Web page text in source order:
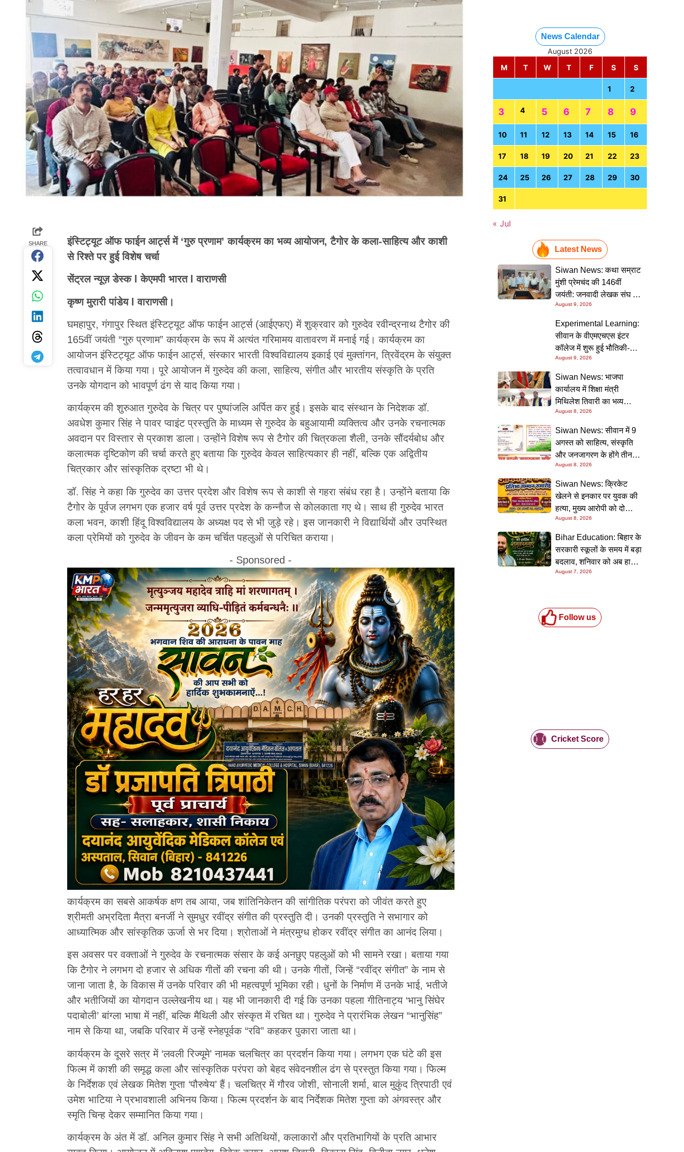
SHARE
इंस्टिट्यूट ऑफ फाईन आर्ट्स में ‘गुरु प्रणाम’ कार्यक्रम का भव्य आयोजन, टैगोर के कला-साहित्य और काशी
से रिश्ते पर हुई विशेष चर्चा
सेंट्रल न्यूज़ डेस्क l केएमपी भारत l वाराणसी
कृष्ण मुरारी पांडेय l वाराणसी।
घमहापुर, गंगापुर स्थित इंस्टिट्यूट ऑफ फाईन आर्ट्स (आईएफए) में शुक्रवार को गुरुदेव रवीन्द्रनाथ टैगोर की
165वीं जयंती “गुरु प्रणाम” कार्यक्रम के रूप में अत्यंत गरिमामय वातावरण में मनाई गई। कार्यक्रम का
आयोजन इंस्टिट्यूट ऑफ फाईन आर्ट्स, संस्कार भारती विश्वविद्यालय इकाई एवं मुक्तांगन, त्रिवेंद्रम के संयुक्त
तत्वावधान में किया गया। पूरे आयोजन में गुरुदेव की कला, साहित्य, संगीत और भारतीय संस्कृति के प्रति
उनके योगदान को भावपूर्ण ढंग से याद किया गया।
कार्यक्रम की शुरुआत गुरुदेव के चित्र पर पुष्पांजलि अर्पित कर हुई। इसके बाद संस्थान के निदेशक डॉ.
अवधेश कुमार सिंह ने पावर प्वाइंट प्रस्तुति के माध्यम से गुरुदेव के बहुआयामी व्यक्तित्व और उनके रचनात्मक
अवदान पर विस्तार से प्रकाश डाला। उन्होंने विशेष रूप से टैगोर की चित्रकला शैली, उनके सौंदर्यबोध और
कलात्मक दृष्टिकोण की चर्चा करते हुए बताया कि गुरुदेव केवल साहित्यकार ही नहीं, बल्कि एक अद्वितीय
चित्रकार और सांस्कृतिक द्रष्टा भी थे।
डॉ. सिंह ने कहा कि गुरुदेव का उत्तर प्रदेश और विशेष रूप से काशी से गहरा संबंध रहा है। उन्होंने बताया कि
टैगोर के पूर्वज लगभग एक हजार वर्ष पूर्व उत्तर प्रदेश के कन्नौज से कोलकाता गए थे। साथ ही गुरुदेव भारत
कला भवन, काशी हिंदू विश्वविद्यालय के अध्यक्ष पद से भी जुड़े रहे। इस जानकारी ने विद्यार्थियों और उपस्थित
कला प्रेमियों को गुरुदेव के जीवन के कम चर्चित पहलुओं से परिचित कराया।
- Sponsored -
कार्यक्रम का सबसे आकर्षक क्षण तब आया, जब शांतिनिकेतन की सांगीतिक परंपरा को जीवंत करते हुए
श्रीमती अभ्रदिता मैत्रा बनर्जी ने सुमधुर रवींद्र संगीत की प्रस्तुति दी। उनकी प्रस्तुति ने सभागार को
आध्यात्मिक और सांस्कृतिक ऊर्जा से भर दिया। श्रोताओं ने मंत्रमुग्ध होकर रवींद्र संगीत का आनंद लिया।
इस अवसर पर वक्ताओं ने गुरुदेव के रचनात्मक संसार के कई अनछुए पहलुओं को भी सामने रखा। बताया गया
कि टैगोर ने लगभग दो हजार से अधिक गीतों की रचना की थी। उनके गीतों, जिन्हें “रवींद्र संगीत” के नाम से
जाना जाता है, के विकास में उनके परिवार की भी महत्वपूर्ण भूमिका रही। धुनों के निर्माण में उनके भाई, भतीजे
और भतीजियों का योगदान उल्लेखनीय था। यह भी जानकारी दी गई कि उनका पहला गीतिनाट्य ‘भानु सिंघेर
पदाबोली’ बांग्ला भाषा में नहीं, बल्कि मैथिली और संस्कृत में रचित था। गुरुदेव ने प्रारंभिक लेखन “भानुसिंह”
नाम से किया था, जबकि परिवार में उन्हें स्नेहपूर्वक “रवि” कहकर पुकारा जाता था।
कार्यक्रम के दूसरे सत्र में ‘लवली रिज्यूमे’ नामक चलचित्र का प्रदर्शन किया गया। लगभग एक घंटे की इस
फिल्म में काशी की समृद्ध कला और सांस्कृतिक परंपरा को बेहद संवेदनशील ढंग से प्रस्तुत किया गया। फिल्म
के निर्देशक एवं लेखक मितेश गुप्ता ‘पौरुषेय’ हैं। चलचित्र में गौरव जोशी, सोनाली शर्मा, बाल मुकुंद त्रिपाठी एवं
उमेश भाटिया ने प्रभावशाली अभिनय किया। फिल्म प्रदर्शन के बाद निर्देशक मितेश गुप्ता को अंगवस्त्र और
स्मृति चिन्ह देकर सम्मानित किया गया।
कार्यक्रम के अंत में डॉ. अनिल कुमार सिंह ने सभी अतिथियों, कलाकारों और प्रतिभागियों के प्रति आभार
News Calendar
August 2026
M
T W T F S S
1 2
3 4 5 6 7 8 9
10 11 12 13 14 15 16
17 18 19 20 21 22 23
24 25 26 27 28 29 30
31
« Jul
Latest News
Siwan News: कथा सम्राट
मुंशी प्रेमचंद की 146वीं
जयंती: जनवादी लेखक संघ की
संगोष्ठी में वक्ताओं ने कहा-
मौजूदा दौर में प्रेमचंद की
रचनाएं और अधिक प्रासंगिक
August 9, 2026
Experimental Learning:
सीवान के वीएमएचएस इंटर
कॉलेज में शुरू हुई भौतिकी-
रसायन की आधुनिक
प्रयोगशालाएं
August 9, 2026
Siwan News: भाजपा
कार्यालय में शिक्षा मंत्री
मिथिलेश तिवारी का भव्य
स्वागत, बोले- कार्यकर्ता ही
पार्टी की सबसे बड़ी ताकत
August 8, 2026
Siwan News: सीवान में 9
अगस्त को साहित्य, संस्कृति
और जनजागरण के होंगे तीन
बड़े आयोजन
August 8, 2026
Siwan News: क्रिकेट
खेलने से इनकार पर युवक की
हत्या, मुख्य आरोपी को दो
धाराओं में उम्रकैद
August 8, 2026
Bihar Education: बिहार के
सरकारी स्कूलों के समय में बड़ा
बदलाव, शनिवार को अब हाफ
डे रहेगा विद्यालय
August 7, 2026
Follow us
Cricket Score